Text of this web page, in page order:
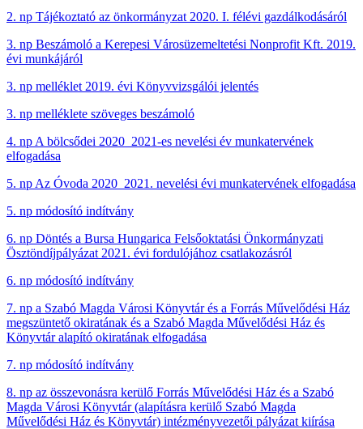
2. np Tájékoztató az önkormányzat 2020. I. félévi gazdálkodásáról
3. np Beszámoló a Kerepesi Városüzemeltetési Nonprofit Kft. 2019.
évi munkájáról
3. np melléklet 2019. évi Könyvvizsgálói jelentés
3. np melléklete szöveges beszámoló
4. np A bölcsődei 2020_2021-es nevelési év munkatervének
elfogadása
5. np Az Óvoda 2020_2021. nevelési évi munkatervének elfogadása
5. np módosító indítvány
6. np Döntés a Bursa Hungarica Felsőoktatási Önkormányzati
Ösztöndíjpályázat 2021. évi fordulójához csatlakozásról
6. np módosító indítvány
7. np a Szabó Magda Városi Könyvtár és a Forrás Művelődési Ház
megszüntető okiratának és a Szabó Magda Művelődési Ház és
Könyvtár alapító okiratának elfogadása
7. np módosító indítvány
8. np az összevonásra kerülő Forrás Művelődési Ház és a Szabó
Magda Városi Könyvtár (alapításra kerülő Szabó Magda
Művelődési Ház és Könyvtár) intézményvezetői pályázat kiírása